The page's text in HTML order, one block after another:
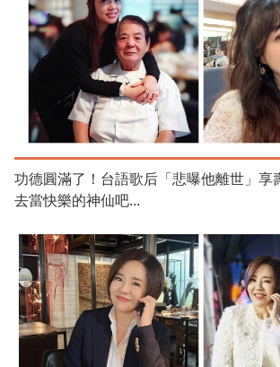
功德圓滿了！台語歌后「悲曝他離世」
去當快樂的神仙吧...